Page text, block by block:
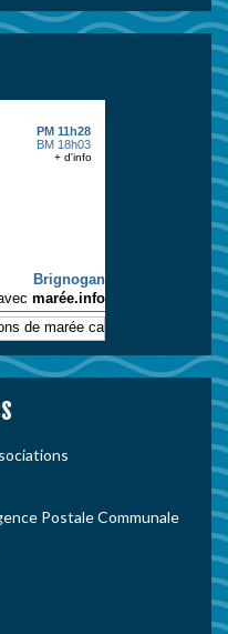
Postale Communale